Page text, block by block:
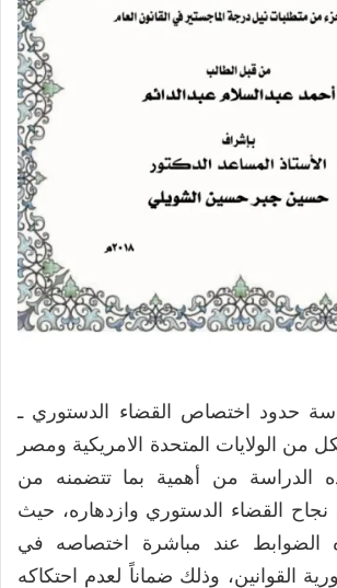
حدود اختصاص القضاء الدستوري ـ
من الولايات المتحدة الامريكية ومصر
الدراسة من أهمية بما تتضمنه من
القضاء الدستوري وازدهاره، حيث
الضوابط عند مباشرة اختصاصه في
القوانين، وذلك ضماناً لعدم احتكاكه